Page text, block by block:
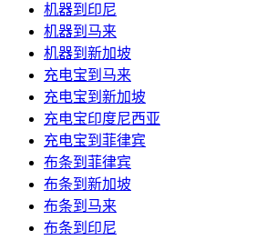
机器到印尼
机器到马来
机器到新加坡
充电宝到马来
充电宝到新加坡
充电宝印度尼西亚
充电宝到菲律宾
布条到菲律宾
布条到新加坡
布条到马来
布条到印尼